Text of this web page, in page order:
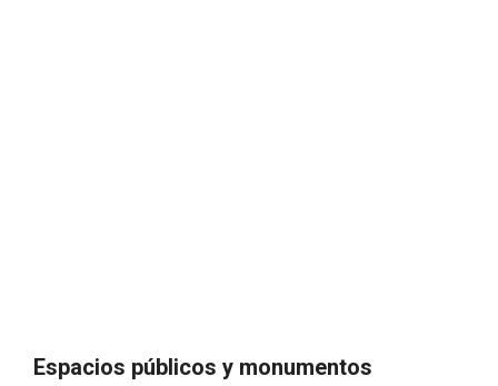
Espacios públicos y monumentos